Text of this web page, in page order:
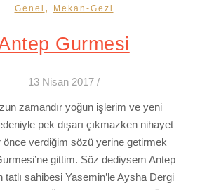
Genel , Mekan-Gezi
Gurmesi
13 Nisan 2017 /
zamandır yoğun işlerim ve yeni
pek dışarı çıkmazken nihayet
önce verdiğim sözü yerine getirmek
gittim. Söz dediysem Antep
tatlı sahibesi Yasemin’le Aysha Dergi